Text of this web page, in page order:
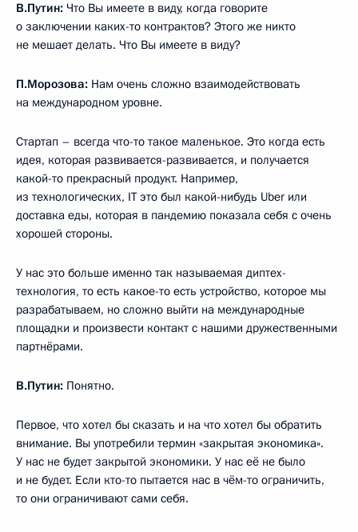
В.Путин: Что Вы имеете в виду, когда говорите
о заключении каких-то контрактов? Этого же никто
не мешает делать. Что Вы имеете в виду?
П.Морозова: Нам очень сложно взаимодействовать
на международном уровне.
Стартап – всегда что-то такое маленькое. Это когда есть
идея, которая развивается-развивается, и получается
какой-то прекрасный продукт. Например,
из технологических, IT это был какой-нибудь Uber или
доставка еды, которая в пандемию показала себя с очень
хорошей стороны.
У нас это больше именно так называемая диптех-
технология, то есть какое-то есть устройство, которое мы
разрабатываем, но сложно выйти на международные
площадки и произвести контакт с нашими дружественными
партнёрами.
В.Путин: Понятно.
Первое, что хотел бы сказать и на что хотел бы обратить
внимание. Вы употребили термин «закрытая экономика».
У нас не будет закрытой экономики. У нас её не было
и не будет. Если кто-то пытается нас в чём-то ограничить,
то они ограничивают сами себя.